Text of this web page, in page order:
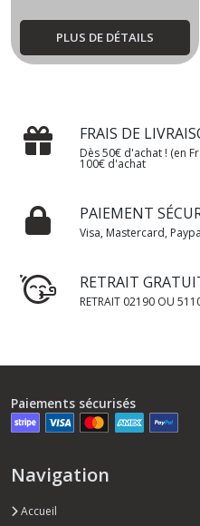
PLUS DE DÉTAILS
FRAIS DE
Dès 50€ d'achat ! (en
100€ d'achat
PAIEMENT
Visa, Mastercard,
RETRAIT
RETRAIT 02190 OU
Paiements sécurisés
Navigation
Accueil